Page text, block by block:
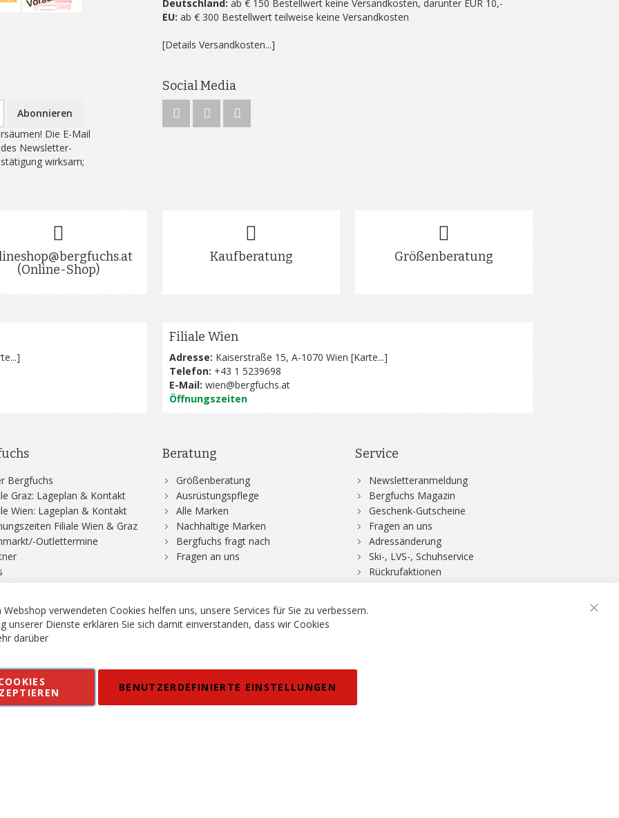
Deutschland: ab € 150 Bestellwert keine Versandkosten, darunter EUR 10,-
EU: ab € 300 Bestellwert teilweise keine Versandkosten
[Details Versandkosten...]
Abonnieren
Die E-Mail
Newsletter-
wirksam;
Social Media
(Online-Shop)
Kaufberatung Größenberatung
]
Filiale Wien
Adresse: Kaiserstraße 15, A-1070 Wien [Karte...]
Telefon: +43 1 5239698
E-Mail: wien@bergfuchs.at
Öffnungszeiten
Bergfuchs
Graz: Lageplan & Kontakt
Wien: Lageplan & Kontakt
Filiale Wien & Graz
Outlettermine
Beratung
Größenberatung
Ausrüstungspflege
Alle Marken
Nachhaltige Marken
Bergfuchs fragt nach
Fragen an uns
Service
Newsletteranmeldung
Bergfuchs Magazin
Geschenk-Gutscheine
Fragen an uns
Adressänderung
Ski-, LVS-, Schuhservice
Rückrufaktionen
DSV-Skiversicherung
Kontakt AGB Datenschutz
Barrierefreiheitserklärung
in EUR, Angebot solange Vorrat reicht. Fehler, Irrtümer und Preisänderungen vorbehalten.
Webshop verwendeten Cookies helfen uns, unsere Services für Sie zu verbessern.
unserer Dienste erklären Sie sich damit einverstanden, dass wir Cookies
darüber
BENUTZERDEFINIERTE EINSTELLUNGEN